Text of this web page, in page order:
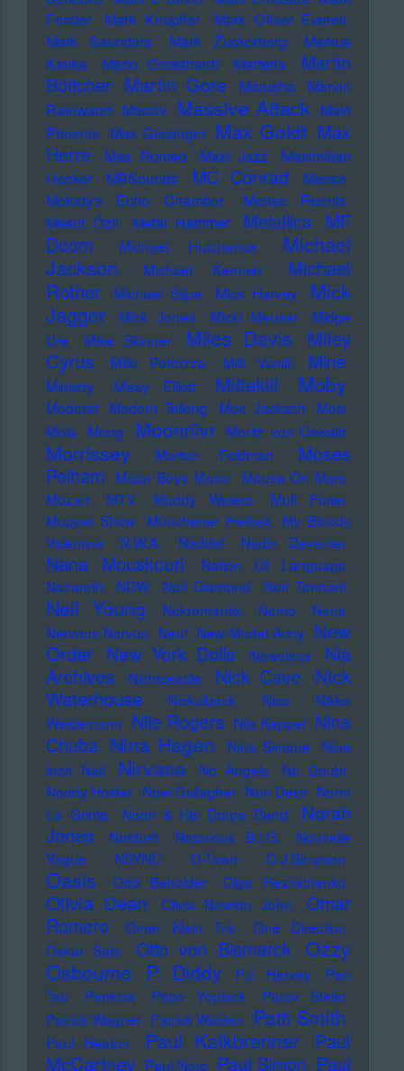
Forster
Mark Knopfler
Mark Oliver Everett
Mark Saunders
Mark Zuckerberg
Markus
Kavka
Marlo Grosshardt Marteria
Martin
Böttcher Martin Gore Marusha
Marvin
Rainwater Massiv Massive Attack Mavi
Phoenix Max Giesinger Max Goldt Max
Herre
Max Romeo Maxi Jazz
Maximilian
Hecker
MBSounds MC Conrad
Meese
Melody's Echo Chamber
Mense Reents
Mesut Özil
Metal Hammer Metallica MF
Doom
Michael Hutchence
Michael
Jackson
Michael Kemner
Michael
Rother
Michael Stipe Mick Harvey
Mick
Jagger
Mick Jones Micki Meuser
Midge
Ure
Mike Skinner Miles Davis
Miley
Cyrus
Mille Petrozza Milli Vanilli Mine
Ministry Missy Elliott Mittekill Moby
Moderat Modern Talking Moe Jacksch
Mois
Mola
Moog Moonriivr Moritz von Oswald
Morrissey Morton Feldman
Moses
Pelham
Motor Boys Motor
Mouse On Mars
Mozart
MTV Muddy Waters
Muff Potter
Muppet Show
Münchener Freiheit
My Bloody
Valentine
N.W.A. Naddel Nadin Deventer
Nana Mouskouri
Nation Of Language
Nazareth
NDW Neil Diamond Neil Tennant
Neil Young Nekromantix Nemo
Nena
Nervous Norvus Neu! New Model Army New
Order New York Dolls Newcleus
Nia
Archives
Nichtseattle Nick Cave
Nick
Waterhouse
Nickelback Nico
Nikko
Weidemann Nile Rogers Nils Keppel Nina
Chuba Nina Hagen Nina Simone
Nine
Inch Nail
Nirvana No Angels
No Doubt
Noddy Holder Noel Gallagher Noir Désir Nono
La Grinta
Noori & His Dorpa Band
Norah
Jones
Notdurft Notorious B.I.G.
Nouvelle
Vague
NSYNC O-Town O.J.Simpson
Oasis Odd Beholder Olga Reznichenko
Olivia Dean Olivia Newton John
Omar
Romero
Omer Klein Trio
One Direction
Oskar Sala
Otto von Bismarck Ozzy
Osbourne
P. Diddy P.J. Harvey
Pan
Tau
Pankow Papo Yoplack
Parov Stelar
Patrick Wagner Patrick Walden Patti Smith
Paul Heaton Paul Kalkbrenner
Paul
McCartney Paul Nero Paul Simon Paul